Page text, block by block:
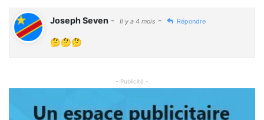
Joseph Seven - Il y a 4 mois - Répondre
🤔🤔🤔
- Publicité -